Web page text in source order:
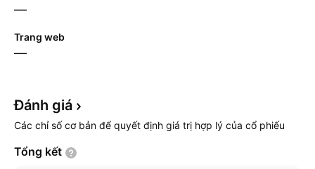
—
Trang web
—
Đánh giá
Các chỉ số cơ bản để quyết định giá trị hợp lý của cổ phiếu
Tổng kết